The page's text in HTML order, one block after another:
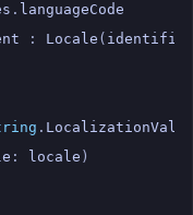
. languageCode
: Locale ( identifier
. LocalizationValue
: locale )